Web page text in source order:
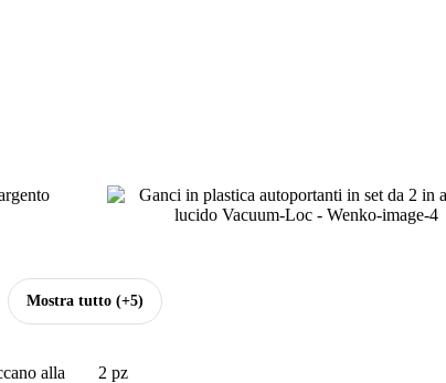
Mostra tutto (+5)
alla
2 pz